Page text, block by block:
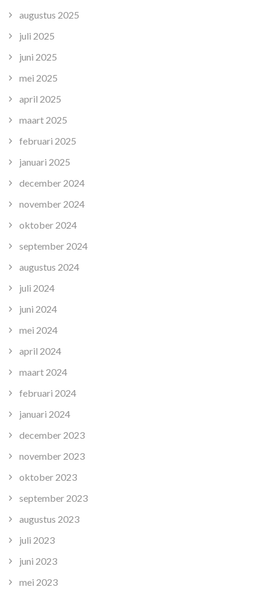
augustus 2025
juli 2025
juni 2025
mei 2025
april 2025
maart 2025
februari 2025
januari 2025
december 2024
november 2024
oktober 2024
september 2024
augustus 2024
juli 2024
juni 2024
mei 2024
april 2024
maart 2024
februari 2024
januari 2024
december 2023
november 2023
oktober 2023
september 2023
augustus 2023
juli 2023
juni 2023
mei 2023